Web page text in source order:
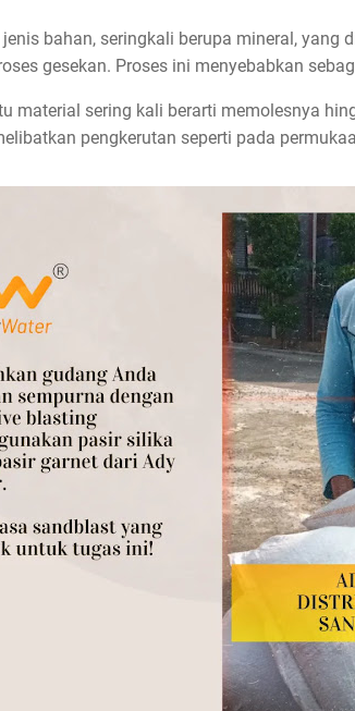
bahan, seringkali berupa mineral, yang
gesekan. Proses ini menyebabkan
material sering kali berarti memolesnya
pengkerutan seperti pada